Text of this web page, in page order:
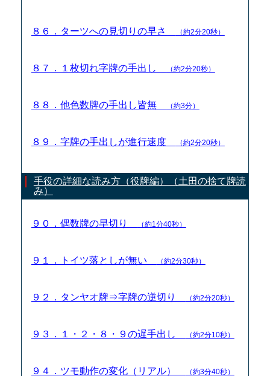
８６．ターツへの見切りの早さ （約2分20秒）
８７．１枚切れ字牌の手出し （約2分20秒）
８８．他色数牌の手出し皆無 （約3分）
８９．字牌の手出しが進行速度 （約2分20秒）
手役の詳細な読み方（役牌編）（土田の捨て牌読
み）
９０．偶数牌の早切り （約1分40秒）
９１．トイツ落としが無い （約2分30秒）
９２．タンヤオ牌⇒字牌の逆切り （約2分20秒）
９３．１・２・８・９の遅手出し （約2分10秒）
９４．ツモ動作の変化（リアル） （約3分40秒）